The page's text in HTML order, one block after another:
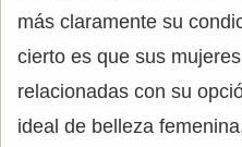
más claramente su
cierto es que sus
relacionadas con su
ideal de belleza